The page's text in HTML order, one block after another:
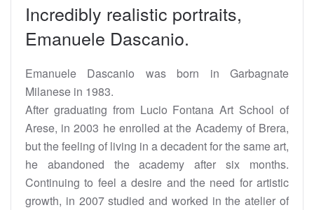
Incredibly realistic portraits,
Emanuele Dascanio.
Emanuele Dascanio was born in Garbagnate
Milanese in 1983.
After graduating from Lucio Fontana Art School of
Arese, in 2003 he enrolled at the Academy of Brera,
but the feeling of living in a decadent for the same art,
he abandoned the academy after six months.
Continuing to feel a desire and the need for artistic
growth, in 2007 studied and worked in the atelier of